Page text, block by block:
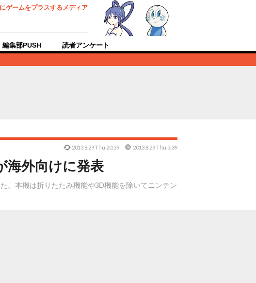
ゲームをプラスするメディア
編集部PUSH 読者アンケート
海外向けに発表
。本機は折りたたみ機能や3D機能を除いてニンテン
2013.8.29 Thu 20:39 2013.8.29 Thu 3:39